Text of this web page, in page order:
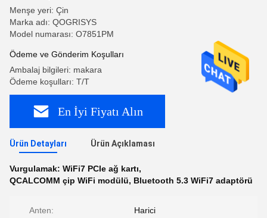
Menşe yeri: Çin
Marka adı: QOGRISYS
Model numarası: O7851PM
Ödeme ve Gönderim Koşulları
Ambalaj bilgileri: makara
Ödeme koşulları: T/T
En İyi Fiyatı Alın
Ürün Detayları Ürün Açıklaması
Vurgulamak: WiFi7 PCIe ağ kartı,
QCALCOMM çip WiFi modülü, Bluetooth 5.3 WiFi7 adaptörü
Anten: Harici